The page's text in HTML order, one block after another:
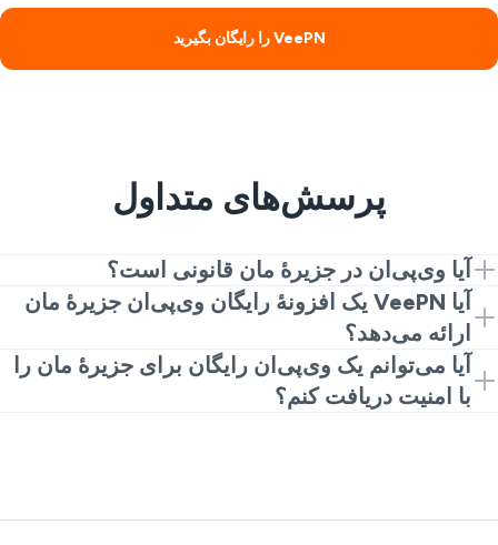
VeePN را رایگان بگیرید
پرسش‌های متداول
آیا وی‌پی‌ان در جزیرهٔ مان قانونی است؟
بله، استفاده از وی‌پی‌ان در جزیرهٔ مان قانونی است؛ هیچ
قانونی برای ممنوعیت آن وجود ندارد، و برای حریم خصوصی،
امنیت و دسترسی به محتوا استفاده می‌شود، اگرچه درگیر
شدن در فعالیت‌های غیرقانونی آنلاین مانند هک یا کلاهبرداری
با یا بدون وی‌پی‌ان همچنان خلاف قانون است.
آیا VeePN یک افزونهٔ رایگان وی‌پی‌ان جزیرهٔ مان
ارائه می‌دهد؟
بله. با افزونهٔ Chrome برای یک تجربه سریع و رایگان
وی‌پی‌ان جزیرهٔ مان شروع کنید. برای سرعت و گزینه‌های
سرور بیشتر به اپلیکیشن‌های کامل ارتقا دهید.
آیا می‌توانم یک وی‌پی‌ان رایگان برای جزیرهٔ مان را
با امنیت دریافت کنم؟